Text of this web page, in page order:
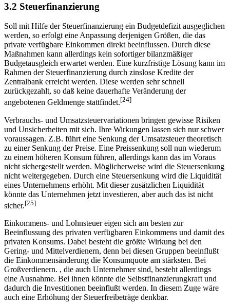
3.2 Steuerfinanzierung
Soll mit Hilfe der Steuerfinanzierung ein Budgetdefizit ausgeglichen
werden, so erfolgt eine Anpassung derjenigen Größen, die das
private verfügbare Einkommen direkt beeinflussen. Durch diese
Maßnahmen kann allerdings kein sofortiger bilanzmäßiger
Budgetausgleich erwartet werden. Eine kurzfristige Lösung kann im
Rahmen der Steuerfinanzierung durch zinslose Kredite der
Zentralbank erreicht werden. Diese werden sehr schnell
zurückgezahlt, so daß keine dauerhafte Veränderung der
angebotenen Geldmenge stattfindet.[24]
Verbrauchs- und Umsatzsteuervariationen bringen gewisse Risiken
und Unsicherheiten mit sich. Ihre Wirkungen lassen sich nur schwer
voraussagen. Z.B. führt eine Senkung der Umsatzsteuer theoretisch
zu einer Senkung der Preise. Eine Preissenkung soll nun wiederum
zu einem höheren Konsum führen, allerdings kann das im Voraus
nicht sichergestellt werden. Möglicherweise wird die Steuersenkung
nicht weitergegeben. Durch eine Steuersenkung wird die Liquidität
eines Unternehmens erhöht. Mit dieser zusätzlichen Liquidität
könnte das Unternehmen jetzt investieren, aber auch das ist nicht
sicher.[25]
Einkommens- und Lohnsteuer eigen sich am besten zur
Beeinflussung des privaten verfügbaren Einkommens und damit des
privaten Konsums. Dabei besteht die größte Wirkung bei den
Gering- und Mittelverdienern, denn bei diesen Gruppen beeinflußt
die Einkommensänderung die Konsumquote am stärksten. Bei
Großverdienern. , die auch Unternehmer sind, besteht allerdings
eine Ausnahme. Bei ihnen könnte die Selbstfinanzierungkraft und
dadurch die Investitionen beeinflußt werden. In diesem Zuge wäre
auch eine Erhöhung der Steuerfreibeträge denkbar.